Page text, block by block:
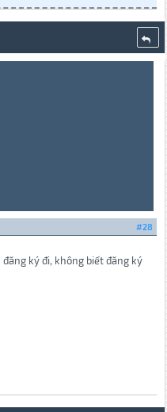
#28
ký đi, không biết đăng ký